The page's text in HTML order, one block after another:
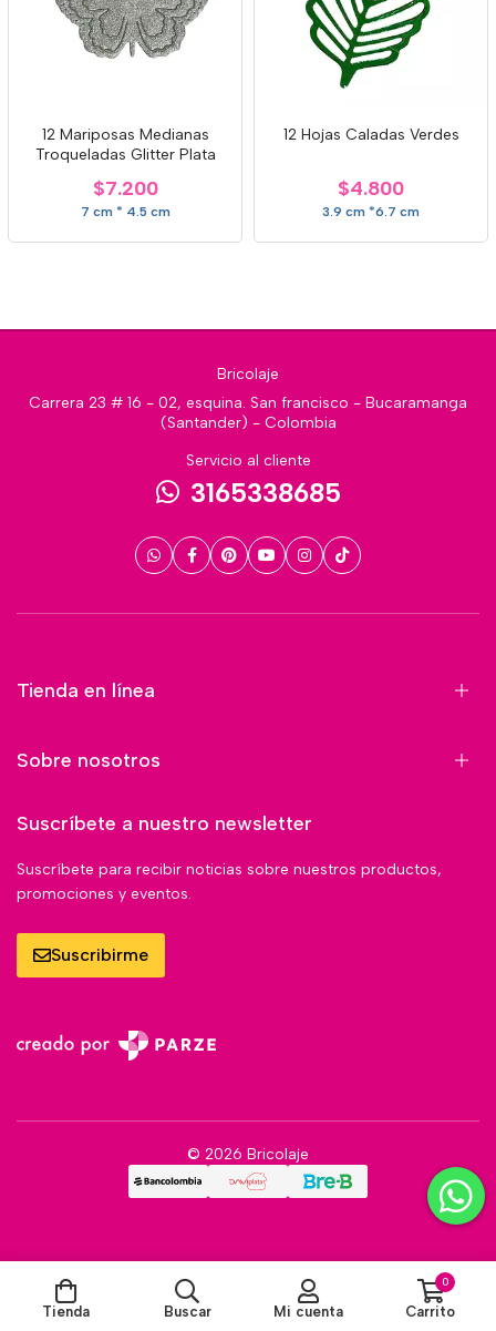
12 Mariposas Medianas
Troqueladas Glitter Plata
$7.200
7 cm * 4.5 cm
12 Hojas Caladas Verdes
$4.800
3.9 cm *6.7 cm
Bricolaje
Carrera 23 # 16 - 02, esquina. San francisco - Bucaramanga
(Santander) - Colombia
Servicio al cliente
3165338685
Tienda en línea
Sobre nosotros
Suscríbete a nuestro newsletter
Suscríbete para recibir noticias sobre nuestros productos,
promociones y eventos.
Suscribirme
© 2026 Bricolaje
Tienda Buscar Mi cuenta
0
Carrito